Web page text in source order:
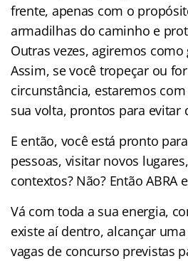
frente, apenas com o
armadilhas do caminho e
Outras vezes, agiremos como
Assim, se você tropeçar ou
circunstância, estaremos
sua volta, prontos para evitar
E então, você está pronto
pessoas, visitar novos
contextos? Não? Então ABRA
Vá com toda a sua energia,
existe aí dentro, alcançar
vagas de concurso previstas